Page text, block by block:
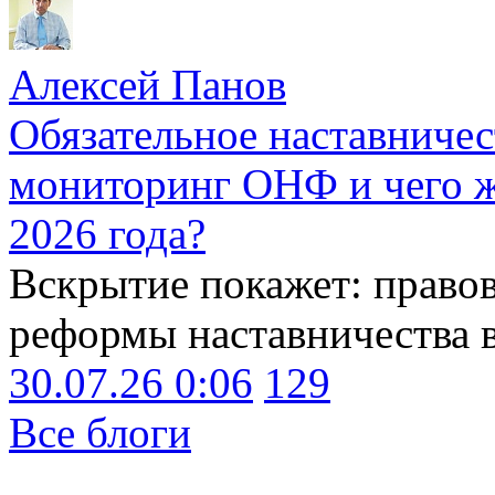
Алексей Панов
Обязательное
мониторинг ОНФ и чего
2026 года?
Вскрытие покажет:
реформы наставничества
30.07.26 0:06 129
Все блоги